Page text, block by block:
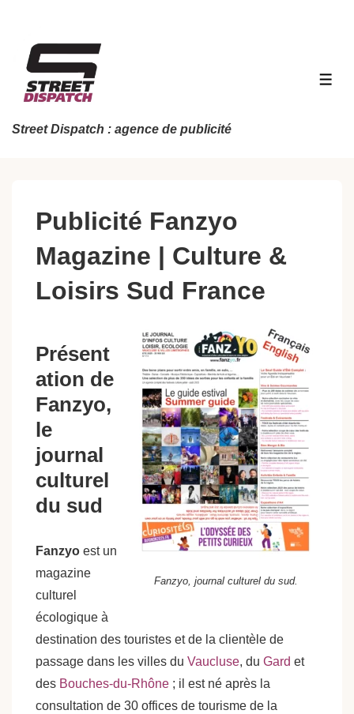
contenu
principal
Street Dispatch : agence de publicité
Publicité Fanzyo
Magazine | Culture &
Loisirs Sud France
Fanzyo, journal culturel du sud.
Présent
ation de
Fanzyo,
le
journal
culturel
du sud
Fanzyo est un
magazine
culturel
écologique à
destination des touristes et de la clientèle de
passage dans les villes du Vaucluse, du Gard et
des Bouches-du-Rhône ; il est né après la
consultation de 30 offices de tourisme de la